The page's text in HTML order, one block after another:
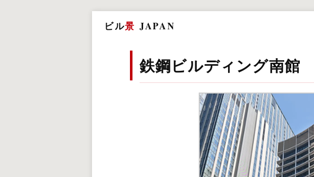
ビル景 JAPAN
鉄鋼ビルディング南館